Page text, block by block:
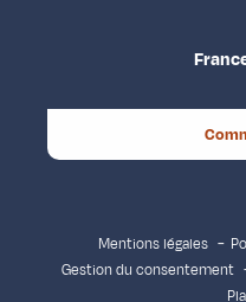
Mentions légales
Gestion du consentement